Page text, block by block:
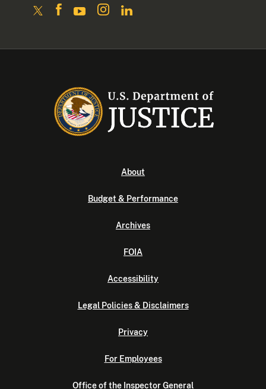
About
Budget & Performance
Archives
FOIA
Accessibility
Legal Policies & Disclaimers
Privacy
For Employees
Office of the Inspector General